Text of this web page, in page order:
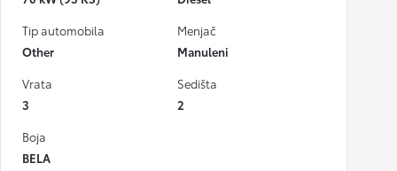
Tip automobila
Other
Menjač
Manuleni
Vrata
3
Sedišta
2
Boja
BELA